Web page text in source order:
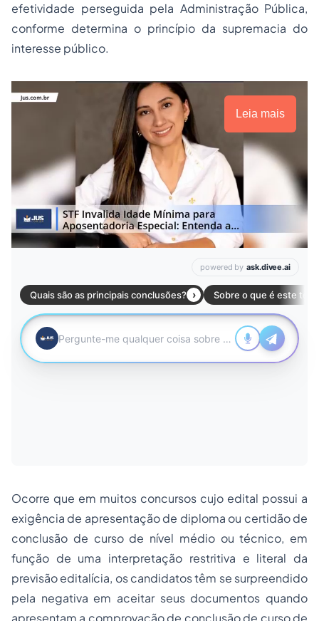
efetividade perseguida pela Administração Pública,
conforme determina o princípio da supremacia do
interesse público.
Leia mais
Ocorre que em muitos concursos cujo edital possui a
exigência de apresentação de diploma ou certidão de
conclusão de curso de nível médio ou técnico, em
função de uma interpretação restritiva e literal da
previsão editalícia, os candidatos têm se surpreendido
pela negativa em aceitar seus documentos quando
apresentam a comprovação de conclusão de curso de